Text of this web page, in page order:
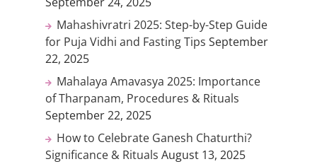
Mahashivratri 2025: Step-by-Step Guide
for Puja Vidhi and Fasting Tips September
22, 2025
Mahalaya Amavasya 2025: Importance
of Tharpanam, Procedures & Rituals
September 22, 2025
How to Celebrate Ganesh Chaturthi?
Significance & Rituals August 13, 2025